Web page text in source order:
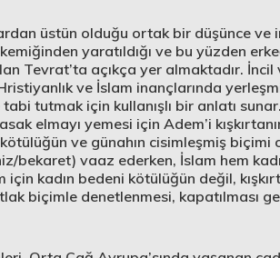
üstün olduğu ortak bir düşünce ve
yaratıldığı ve bu yüzden
Tevrat’ta açıkça yer almaktadır. İncil
ve İslam inançlarında
tutmak için kullanışlı bir anlatı
elmayı yemesi için Adem’i
ve günahın cisimleşmiş
bekaret) vaaz ederken, İslam hem
kadın bedeni kötülüğün değil,
biçimle denetlenmesi, kapatılması